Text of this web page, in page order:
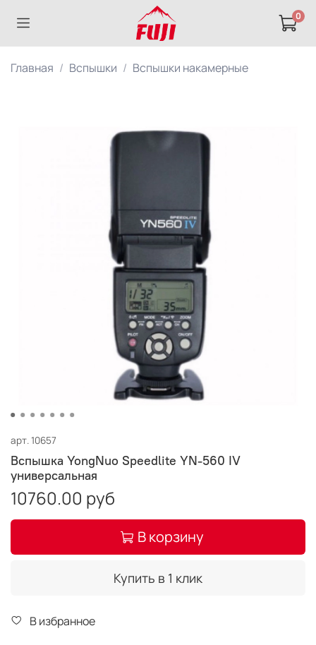
0
Главная Вспышки Вспышки накамерные
арт. 10657
Вспышка YongNuo Speedlite YN-560 IV
универсальная
10760.00 руб
В корзину
Купить в 1 клик
В избранное